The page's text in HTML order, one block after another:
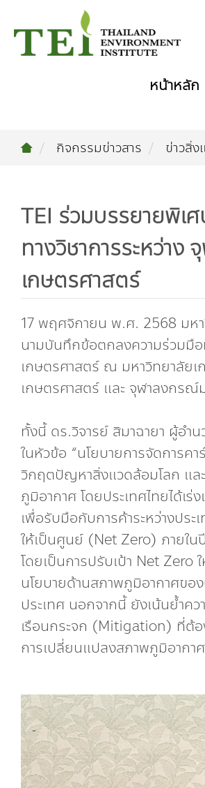
หน้าหลัก
กิจกรรมข่าวสาร ข่าวสิ่
TEI ร่วมบรรยายพิเ
ทางวิชาการระหว่า
เกษตรศาสตร์
17 พฤศจิกายน พ.ศ. 2568 มห
นามบันทึกข้อตกลงความร่วมมือ
เกษตรศาสตร์ ณ มหาวิทยาลัยเ
เกษตรศาสตร์ และ จุฬาลงกร
ทั้งนี้ ดร.วิจารย์ สิมาฉายา ผู้อำ
ในหัวข้อ “นโยบายการจัดการค
วิกฤตปัญหาสิ่งแวดล้อมโลก แล
ภูมิอากาศ โดยประเทศไทยได้เ
เพื่อรับมือกับการค้าระหว่างประ
ให้เป็นศูนย์ (Net Zero) ภายใ
โดยเป็นการปรับเป้า Net Zero
นโยบายด้านสภาพภูมิอากาศขอ
ประเทศ นอกจากนี้ ยังเน้นยํ้า
เรือนกระจก (Mitigation) ที่ต้อ
การเปลี่ยนแปลงสภาพภูมิอากา